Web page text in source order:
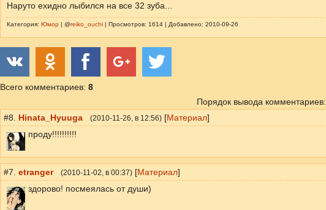
Наруто ехидно лыбился на все 32 зуба...
Категория: Юмор | @reiko_ouchi| Просмотров: 1614 | Добавлено: 2010-09-26
Всего комментариев: 8
Порядок вывода комментариев:
#8. Hinata_Hyuuga (2010-11-26 , в 12:56)[Материал]
проду!!!!!!!!!!
#7. etranger (2010-11-02 , в 00:37)[Материал]
здорово! посмеялась от души)